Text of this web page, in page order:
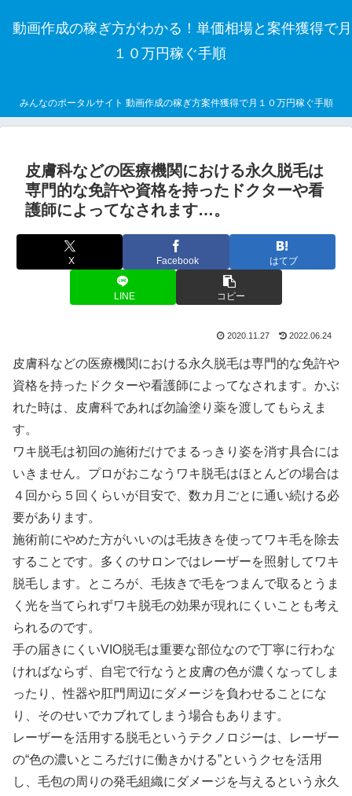
動画作成の稼ぎ方がわかる！単価相場と案件獲得で月
１０万円稼ぐ手順
みんなのポータルサイト 動画作成の稼ぎ方案件獲得で月１０万円稼ぐ手順
皮膚科などの医療機関における永久脱毛は
専門的な免許や資格を持ったドクターや看
護師によってなされます…。
X Facebook はてブ
LINE コピー
2020.11.27 2022.06.24
皮膚科などの医療機関における永久脱毛は専門的な免許や
資格を持ったドクターや看護師によってなされます。かぶ
れた時は、皮膚科であれば勿論塗り薬を渡してもらえま
す。
ワキ脱毛は初回の施術だけでまるっきり姿を消す具合には
いきません。プロがおこなうワキ脱毛はほとんどの場合は
４回から５回くらいが目安で、数カ月ごとに通い続ける必
要があります。
施術前にやめた方がいいのは毛抜きを使ってワキ毛を除去
することです。多くのサロンではレーザーを照射してワキ
脱毛します。ところが、毛抜きで毛をつまんで取るとうま
く光を当てられずワキ脱毛の効果が現れにくいことも考え
られるのです。
手の届きにくいVIO脱毛は重要な部位なので丁寧に行わな
ければならず、自宅で行なうと皮膚の色が濃くなってしま
ったり、性器や肛門周辺にダメージを負わせることにな
り、そのせいでカブれてしまう場合もあります。
レーザーを活用する脱毛というテクノロジーは、レーザー
の“色の濃いところだけに働きかける”というクセを活用
し、毛包の周りの発毛組織にダメージを与えるという永久